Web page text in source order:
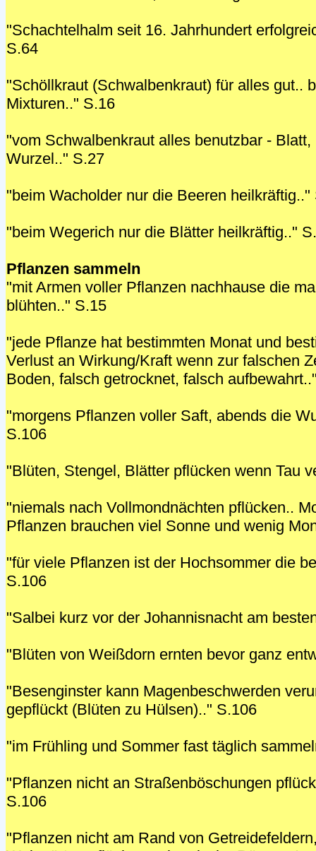
"Schachtelhalm seit 16. Jahrhundert
S.64
"Schöllkraut (Schwalbenkraut) für alles gut..
Mixturen.." S.16
"vom Schwalbenkraut alles benutzbar -
Wurzel.." S.27
"beim Wacholder nur die Beeren heilkräftig.."
"beim Wegerich nur die Blätter heilkräftig.."
Pflanzen sammeln
"mit Armen voller Pflanzen nachhause die
blühten.." S.15
"jede Pflanze hat bestimmten Monat und
Verlust an Wirkung/Kraft wenn zur falschen
Boden, falsch getrocknet, falsch
"morgens Pflanzen voller Saft, abends die
S.106
"Blüten, Stengel, Blätter pflücken wenn Tau
"niemals nach Vollmondnächten pflücken..
Pflanzen brauchen viel Sonne und wenig
"für viele Pflanzen ist der Hochsommer die
S.106
"Salbei kurz vor der Johannisnacht am
"Blüten von Weißdorn ernten bevor ganz
"Besenginster kann Magenbeschwerden
gepflückt (Blüten zu Hülsen).." S.106
"im Frühling und Sommer fast täglich
"Pflanzen nicht an Straßenböschungen
S.106
"Pflanzen nicht am Rand von